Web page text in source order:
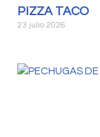
PIZZA TACO
23 julio 2026